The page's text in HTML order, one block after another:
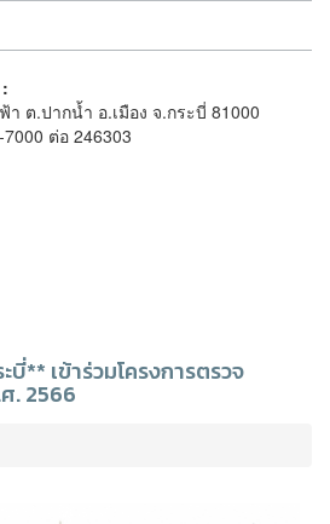
า ต.ปากน้ำ อ.เมือง จ.กระบี่ 81000
ต่อ 246303
** เข้าร่วมโครงการตรวจ
. 2566